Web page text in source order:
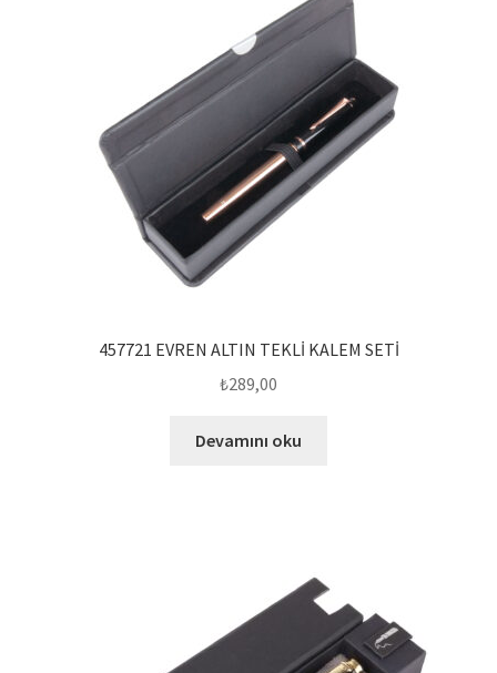
457721 EVREN ALTIN TEKLİ KALEM SETİ
₺289,00
Devamını oku